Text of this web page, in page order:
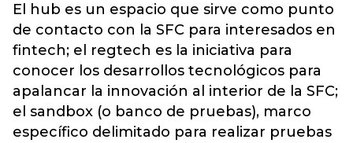
El hub es un espacio que sirve como punto
de contacto con la SFC para interesados en
fintech; el regtech es la iniciativa para
conocer los desarrollos tecnológicos para
apalancar la innovación al interior de la SFC;
el sandbox (o banco de pruebas), marco
específico delimitado para realizar pruebas